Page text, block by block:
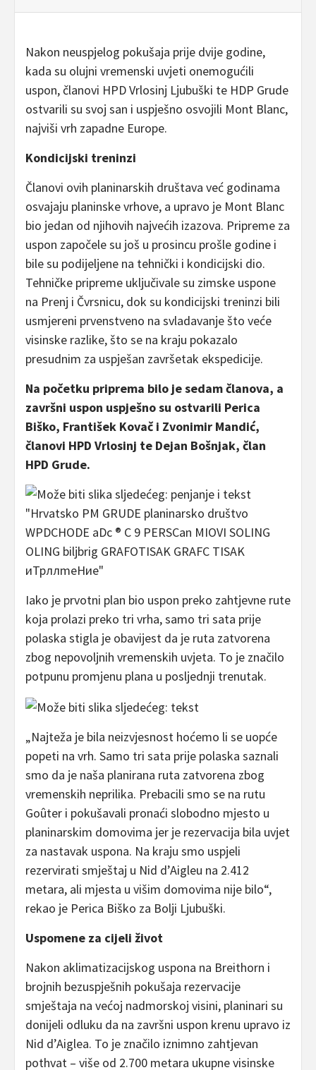
Nakon neuspjelog pokušaja prije dvije godine,
kada su olujni vremenski uvjeti onemogućili
uspon, članovi HPD Vrlosinj Ljubuški te HDP Grude
ostvarili su svoj san i uspješno osvojili Mont Blanc,
najviši vrh zapadne Europe.
Kondicijski treninzi
Članovi ovih planinarskih društava već godinama
osvajaju planinske vrhove, a upravo je Mont Blanc
bio jedan od njihovih najvećih izazova. Pripreme za
uspon započele su još u prosincu prošle godine i
bile su podijeljene na tehnički i kondicijski dio.
Tehničke pripreme uključivale su zimske uspone
na Prenj i Čvrsnicu, dok su kondicijski treninzi bili
usmjereni prvenstveno na svladavanje što veće
visinske razlike, što se na kraju pokazalo
presudnim za uspješan završetak ekspedicije.
Na početku priprema bilo je sedam članova, a
završni uspon uspješno su ostvarili Perica
Biško, František Kovač i Zvonimir Mandić,
članovi HPD Vrlosinj te Dejan Bošnjak, član
HPD Grude.
Iako je prvotni plan bio uspon preko zahtjevne rute
koja prolazi preko tri vrha, samo tri sata prije
polaska stigla je obavijest da je ruta zatvorena
zbog nepovoljnih vremenskih uvjeta. To je značilo
potpunu promjenu plana u posljednji trenutak.
„Najteža je bila neizvjesnost hoćemo li se uopće
popeti na vrh. Samo tri sata prije polaska saznali
smo da je naša planirana ruta zatvorena zbog
vremenskih neprilika. Prebacili smo se na rutu
Goûter i pokušavali pronaći slobodno mjesto u
planinarskim domovima jer je rezervacija bila uvjet
za nastavak uspona. Na kraju smo uspjeli
rezervirati smještaj u Nid d’Aigleu na 2.412
metara, ali mjesta u višim domovima nije bilo“,
rekao je Perica Biško za Bolji Ljubuški.
Uspomene za cijeli život
Nakon aklimatizacijskog uspona na Breithorn i
brojnih bezuspješnih pokušaja rezervacije
smještaja na većoj nadmorskoj visini, planinari su
donijeli odluku da na završni uspon krenu upravo iz
Nid d’Aiglea. To je značilo iznimno zahtjevan
pothvat – više od 2.700 metara ukupne visinske